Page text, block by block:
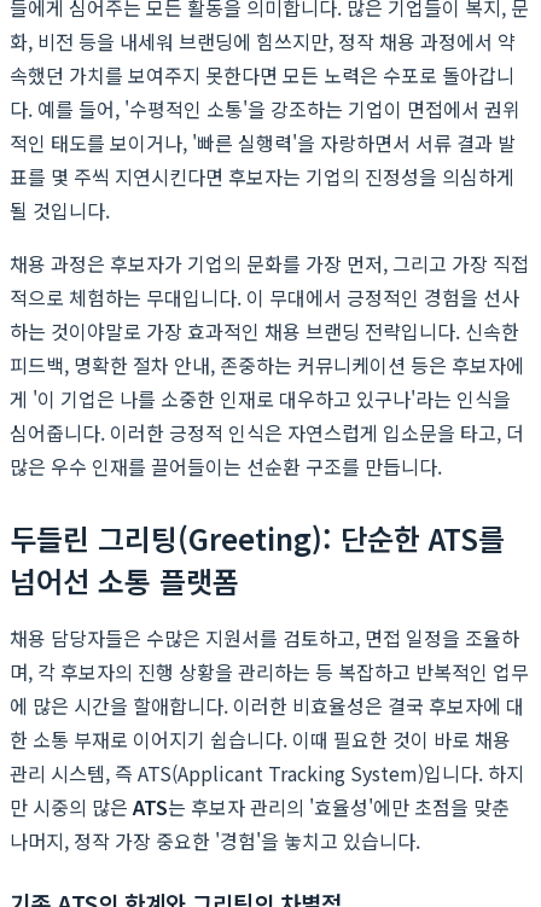
들에게 심어주는 모든 활동을 의미합니다. 많은 기업들이 복지, 문
화, 비전 등을 내세워 브랜딩에 힘쓰지만, 정작 채용 과정에서 약
속했던 가치를 보여주지 못한다면 모든 노력은 수포로 돌아갑니
다. 예를 들어, '수평적인 소통'을 강조하는 기업이 면접에서 권위
적인 태도를 보이거나, '빠른 실행력'을 자랑하면서 서류 결과 발
표를 몇 주씩 지연시킨다면 후보자는 기업의 진정성을 의심하게
될 것입니다.
채용 과정은 후보자가 기업의 문화를 가장 먼저, 그리고 가장 직접
적으로 체험하는 무대입니다. 이 무대에서 긍정적인 경험을 선사
하는 것이야말로 가장 효과적인 채용 브랜딩 전략입니다. 신속한
피드백, 명확한 절차 안내, 존중하는 커뮤니케이션 등은 후보자에
게 '이 기업은 나를 소중한 인재로 대우하고 있구나'라는 인식을
심어줍니다. 이러한 긍정적 인식은 자연스럽게 입소문을 타고, 더
많은 우수 인재를 끌어들이는 선순환 구조를 만듭니다.
두들린 그리팅(Greeting): 단순한 ATS를
넘어선 소통 플랫폼
채용 담당자들은 수많은 지원서를 검토하고, 면접 일정을 조율하
며, 각 후보자의 진행 상황을 관리하는 등 복잡하고 반복적인 업무
에 많은 시간을 할애합니다. 이러한 비효율성은 결국 후보자에 대
한 소통 부재로 이어지기 쉽습니다. 이때 필요한 것이 바로 채용
관리 시스템, 즉 ATS(Applicant Tracking System)입니다. 하지
만 시중의 많은ATS는 후보자 관리의 '효율성'에만 초점을 맞춘
나머지, 정작 가장 중요한 '경험'을 놓치고 있습니다.